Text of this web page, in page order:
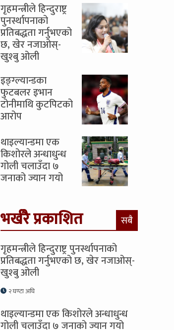
गृहमन्त्रीले हिन्दुराष्ट्र
पुनर्स्थापनाको
प्रतिबद्धता गर्नुभएको
छ, खेर नजाओस्-
खुश्बु ओली
इङ्ग्ल्यान्डका
फुटबलर इभान
टोनीमाथि कुटपिटको
आरोप
थाइल्यान्डमा एक
किशोरले अन्धाधुन्ध
गोली चलाउँदा ७
जनाको ज्यान गयो
भर्खरै प्रकाशित सबै
गृहमन्त्रीले हिन्दुराष्ट्र पुनर्स्थापनाको
प्रतिबद्धता गर्नुभएको छ, खेर नजाओस्-
खुश्बु ओली
२ घण्टा अघि
थाइल्यान्डमा एक किशोरले अन्धाधुन्ध
गोली चलाउँदा ७ जनाको ज्यान गयो